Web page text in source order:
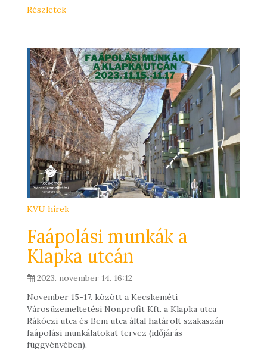
Részletek
KVU hírek
Faápolási munkák a
Klapka utcán
2023. november 14. 16:12
November 15-17. között a Kecskeméti
Városüzemeltetési Nonprofit Kft. a Klapka utca
Rákóczi utca és Bem utca által határolt szakaszán
faápolási munkálatokat tervez (időjárás
függvényében).